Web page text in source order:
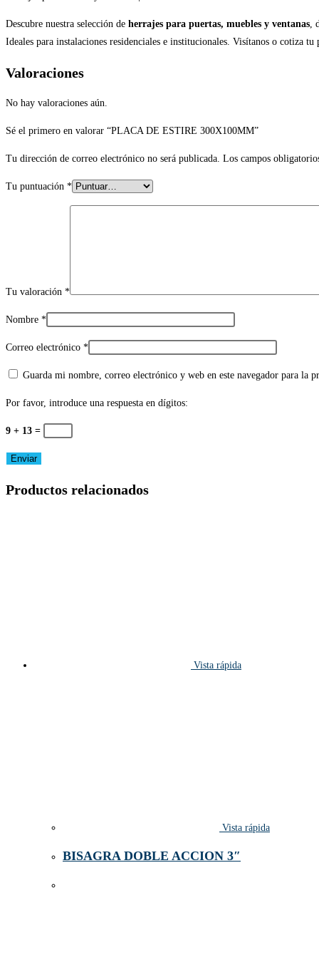
Descubre nuestra selección de herrajes para puertas, muebles y ventanas,
Ideales para instalaciones residenciales e institucionales. Visítanos o cotiza tu
Valoraciones
No hay valoraciones aún.
Sé el primero en valorar “PLACA DE ESTIRE 300X100MM”
Tu dirección de correo electrónico no será publicada. Los campos
Tu puntuación *
Tu valoración *
Nombre *
Correo electrónico *
Guarda mi nombre, correo electrónico y web en este navegador para la
Por favor, introduce una respuesta en dígitos:
9 + 13 =
Productos relacionados
Vista rápida
Vista rápida
BISAGRA DOBLE ACCION 3″